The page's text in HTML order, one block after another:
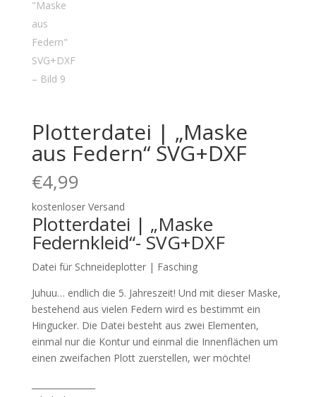
Plotterdatei | „Maske
aus Federn“ SVG+DXF
€4,99
kostenloser Versand
Plotterdatei | „Maske
Federnkleid“- SVG+DXF
Datei für Schneideplotter | Fasching
Juhuu… endlich die 5. Jahreszeit! Und mit dieser Maske,
bestehend aus vielen Federn wird es bestimmt ein
Hingucker. Die Datei besteht aus zwei Elementen,
einmal nur die Kontur und einmal die Innenflächen um
einen zweifachen Plott zuerstellen, wer möchte!